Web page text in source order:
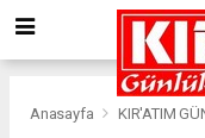
Anasayfa KIR'ATIM